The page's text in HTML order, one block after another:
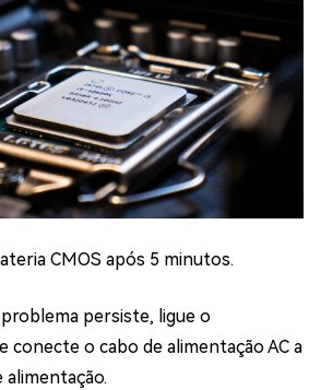
CMOS após 5 minutos.
problema persiste, ligue o
conecte o cabo de alimentação AC a